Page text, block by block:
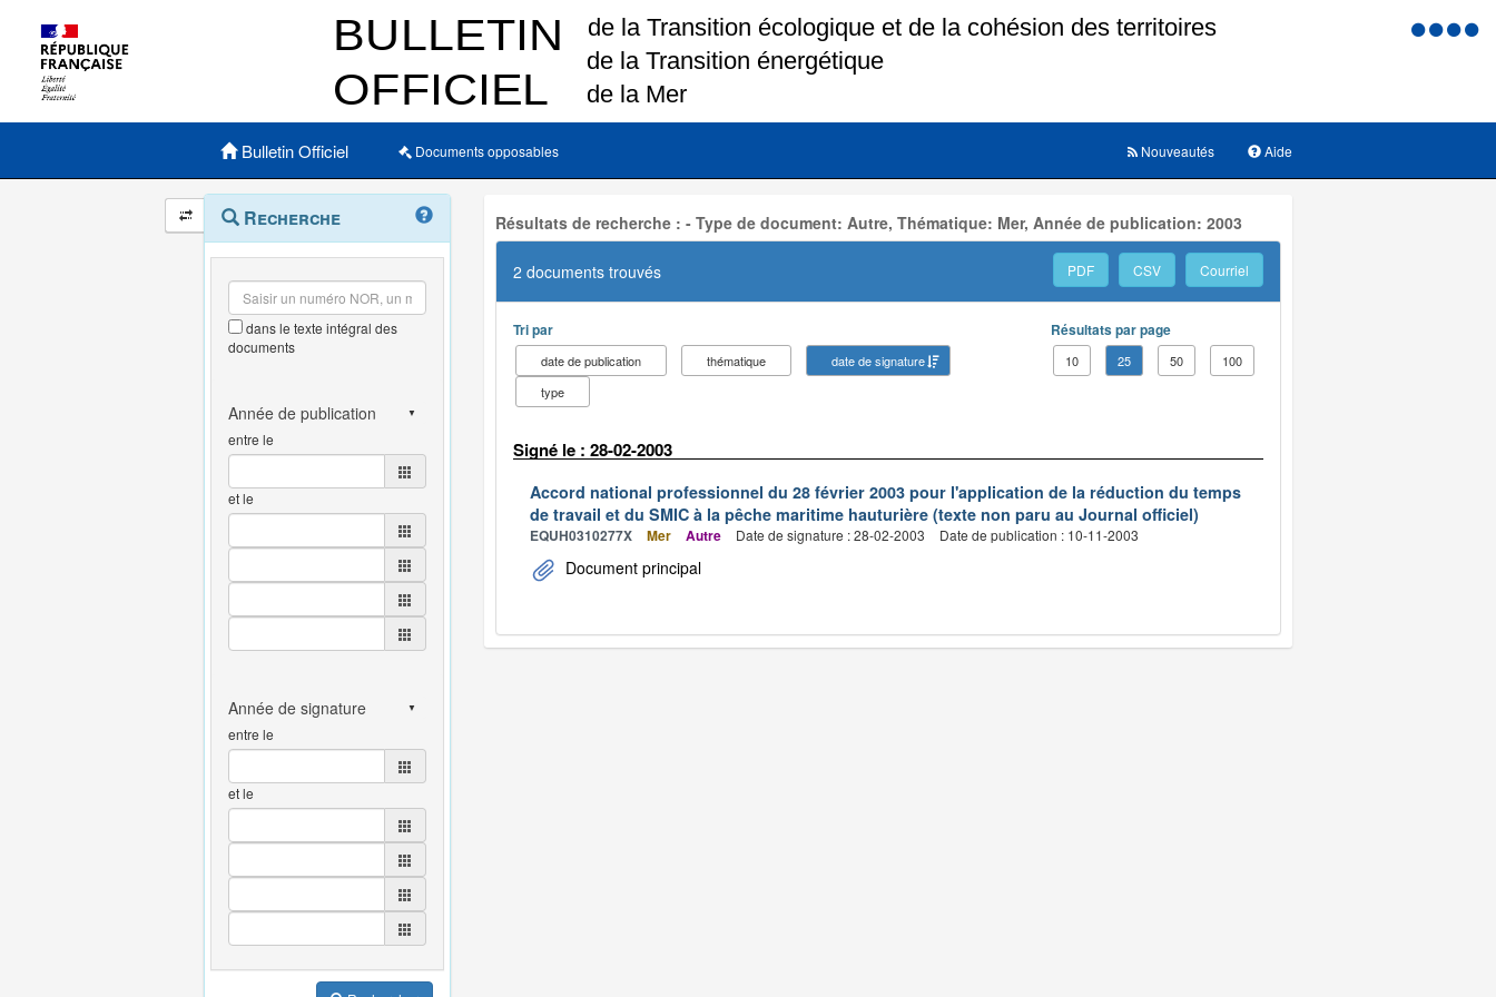
Menu
Menu principal
Bulletin Officiel Documents opposables Aide
Nouveautés
Navigation
et
outils
annexes
Menu
contextuel
Recherche
dans le texte intégral des
documents
entre le
et le
entre le
et le
Résultats de recherche : - Type de document: Autre, Thématique: Mer, Année de publication: 2003
2 documents trouvés PDF CSV Courriel
Tri par
date de publication thématique
date de signature
type
Résultats par page
10 25 50 100
Signé le : 28-02-2003
Accord national professionnel du 28 février 2003 pour l'application de la réduction du temps
de travail et du SMIC à la pêche maritime hauturière (texte non paru au Journal officiel)
EQUH0310277X Mer Autre Date de signature : 28-02-2003 Date de publication : 10-11-2003
Document principal